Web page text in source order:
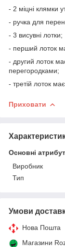
- 2 міцні клямки
- ручка для
- 3 висувні лотки;
- перший лоток
- другий лоток
перегородками;
- третій лоток
Приховати
Основні
Виробник
Тип
Умови
Нова Пошта
Магазини